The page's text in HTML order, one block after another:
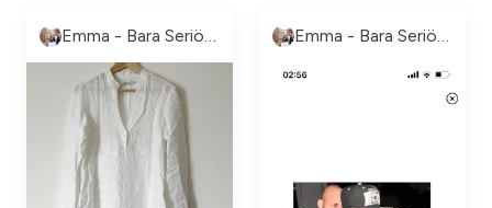
Emma - Bara Seriösa Köpare, tack! Emma - Bara Seriösa Köpare, tack!